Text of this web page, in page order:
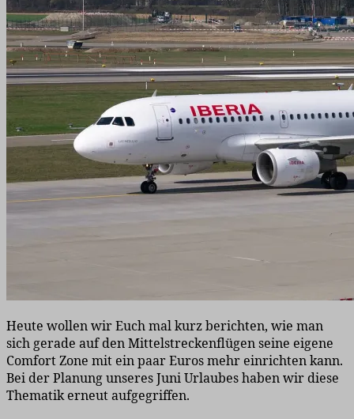
Heute wollen wir Euch mal kurz berichten, wie man
sich gerade auf den Mittelstreckenflügen seine eigene
Comfort Zone mit ein paar Euros mehr einrichten kann.
Bei der Planung unseres Juni Urlaubes haben wir diese
Thematik erneut aufgegriffen.